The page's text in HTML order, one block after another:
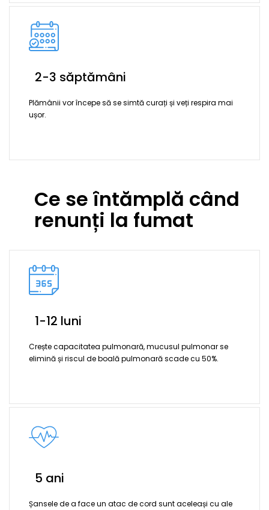
2-3 săptămâni
Plămânii vor începe să se simtă curați și veți respira mai
ușor.
Ce se întămplă când
renunți la fumat
1-12 luni
Crește capacitatea pulmonară, mucusul pulmonar se
elimină și riscul de boală pulmonară scade cu 50%.
5 ani
Șansele de a face un atac de cord sunt aceleași cu ale